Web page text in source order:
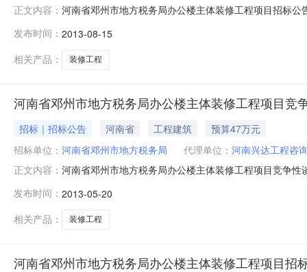
正文内容： 河南省邓州市地方税务局办公楼主体装修工程项目招标
装修工程项目竞争性谈判公告采购编号:豫财竞谈-2013-
发布时间： 2013-08-15
相关产品：
装修工程
河南省邓州市地方税务局办公楼主体装修工程项目竞
招标｜招标公告 河南省 工程建筑
预算47万元
招标单位： 河南省邓州市地方税务局 代理单位： 河南兴达工程咨
正文内容： 河南省邓州市地方税务局办公楼主体装修工程项目竞争
建设地点：邓州市北环路579号。2.3计划工期：60日历
以上资质或房屋建筑工程施工
发布时间： 2013-05-20
相关产品：
装修工程
河南省邓州市地方税务局办公楼主体装修工程项目招